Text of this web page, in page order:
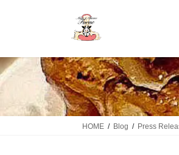
HOME Blog Press